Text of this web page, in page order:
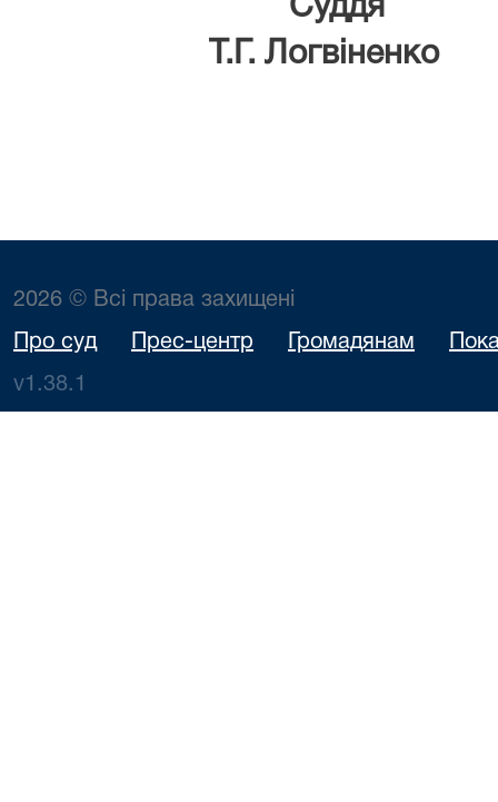
Т.Г. Логвіненко
2026 © Всі права захищені
Про суд Прес-центр Громадянам
v1.38.1